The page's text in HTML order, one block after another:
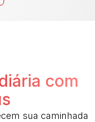
com
sua caminhada